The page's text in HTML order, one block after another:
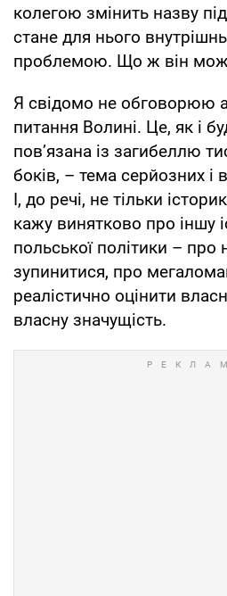
колегою змінить назву
стане для нього
проблемою. Що ж він
Я свідомо не обговорюю
питання Волині. Це, як і
пов’язана із загибеллю
боків, – тема серйозних і
І, до речі, не тільки
кажу винятково про іншу
польської політики – про
зупинитися, про
реалістично оцінити
власну значущість.